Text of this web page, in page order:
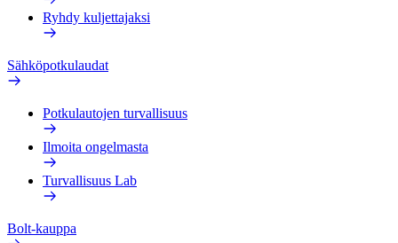
Ryhdy kuljettajaksi
Sähköpotkulaudat
Potkulautojen turvallisuus
Ilmoita ongelmasta
Turvallisuus Lab
Bolt-kauppa